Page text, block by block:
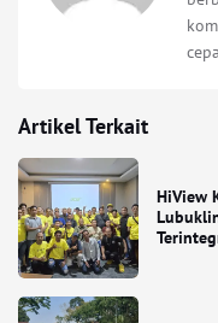
Artikel Terkait
HiView